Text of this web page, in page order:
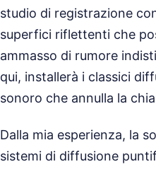
studio di registrazione
superfici riflettenti che
ammasso di rumore
qui, installerà i classici
sonoro che annulla la
Dalla mia esperienza, la
sistemi di diffusione